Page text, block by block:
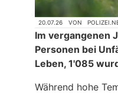
20.07.26 VON
Im vergangenen
Personen bei
Leben, 1'085
Während hohe